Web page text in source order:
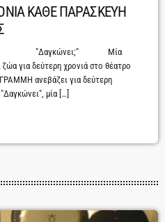
ΚΑΘΕ ΠΑΡΑΣΚΕΥΗ
Μία
για δεύτερη χρονιά στο θέατρο
ανεβάζει για δεύτερη
μία […]